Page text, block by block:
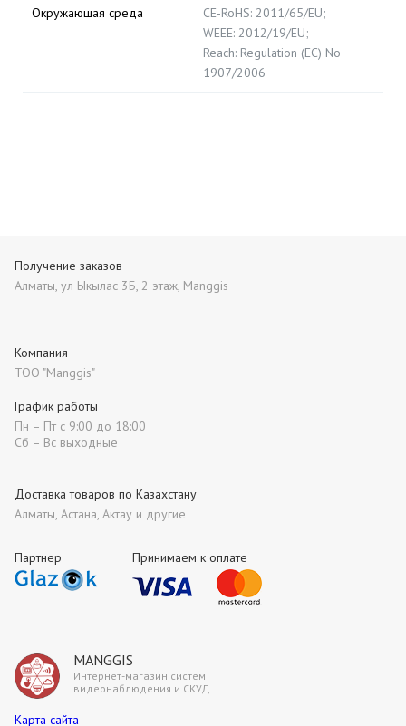
Окружающая среда
CE-RoHS: 2011/65/EU;
WEEE: 2012/19/EU;
Reach: Regulation (EC) No
1907/2006
MANGGIS
Интернет-магазин систем
видеонаблюдения и СКУД
Партнер Принимаем к оплате
Получение заказов
Алматы, ул Ыкылас 3Б, 2 этаж, Manggis
Компания
ТОО "Manggis"
Доставка товаров по Казахстану
Алматы, Астана, Актау и другие
График работы
Пн – Пт с 9:00 до 18:00
Сб – Вс выходные
Карта сайта